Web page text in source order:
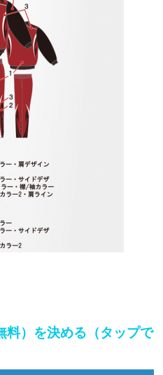
料）を決める（タップで